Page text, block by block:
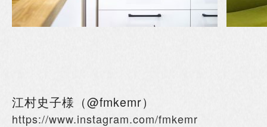
江村史子様（@fmkemr）
https://www.instagram.com/fmkemr